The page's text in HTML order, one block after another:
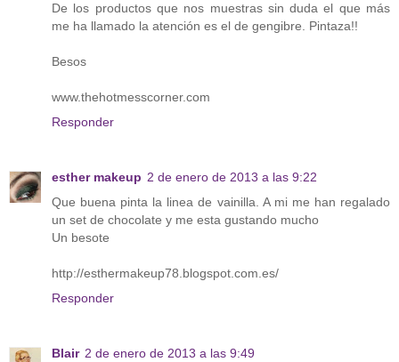
De los productos que nos muestras sin duda el que más
me ha llamado la atención es el de gengibre. Pintaza!!
Besos
www.thehotmesscorner.com
Responder
esther makeup 2 de enero de 2013 a las 9:22
Que buena pinta la linea de vainilla. A mi me han regalado
un set de chocolate y me esta gustando mucho
Un besote
http://esthermakeup78.blogspot.com.es/
Responder
Blair 2 de enero de 2013 a las 9:49